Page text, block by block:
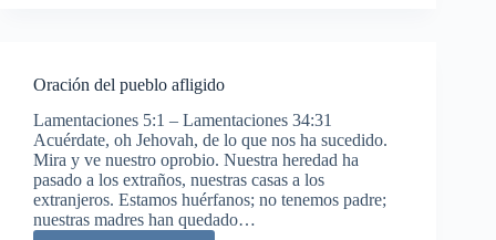
Oración del pueblo afligido
Lamentaciones 5:1 – Lamentaciones 34:31
Acuérdate, oh Jehovah, de lo que nos ha sucedido.
Mira y ve nuestro oprobio. Nuestra heredad ha
pasado a los extraños, nuestras casas a los
extranjeros. Estamos huérfanos; no tenemos padre;
nuestras madres han quedado…